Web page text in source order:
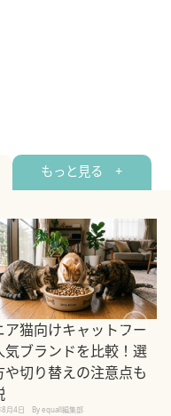
もっと見る +
ア猫向けキャットフー
気ブランドを比較！選
や切り替えの注意点も
月4日 By equall編集部